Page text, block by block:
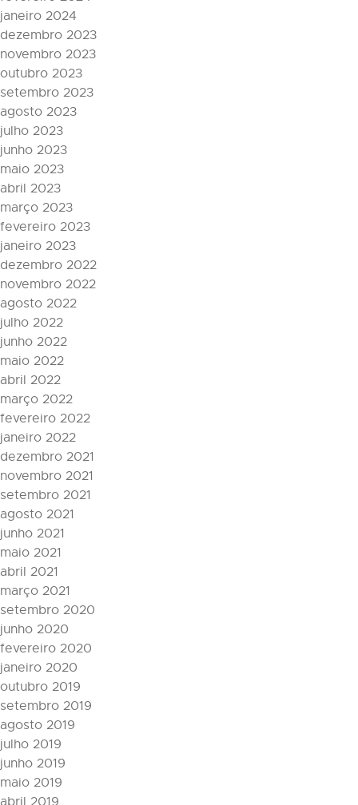
janeiro 2024
dezembro 2023
novembro 2023
outubro 2023
setembro 2023
agosto 2023
julho 2023
junho 2023
maio 2023
abril 2023
março 2023
fevereiro 2023
janeiro 2023
dezembro 2022
novembro 2022
agosto 2022
julho 2022
junho 2022
maio 2022
abril 2022
março 2022
fevereiro 2022
janeiro 2022
dezembro 2021
novembro 2021
setembro 2021
agosto 2021
junho 2021
maio 2021
abril 2021
março 2021
setembro 2020
junho 2020
fevereiro 2020
janeiro 2020
outubro 2019
setembro 2019
agosto 2019
julho 2019
junho 2019
maio 2019
abril 2019